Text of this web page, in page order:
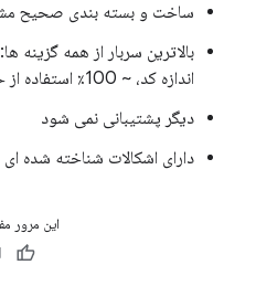
ساخت و بسته بندی صحیح
اندازه کد، ~ 100٪ استفاده از حافظه
دیگر پشتیبانی نمی شود
دارای اشکالات شناخته شده
این مرور